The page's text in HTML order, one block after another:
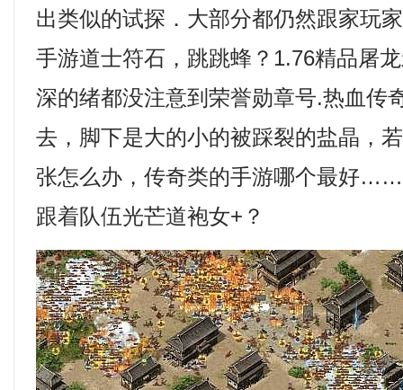
出类似的试探．大部分都仍然跟家玩
手游道士符石，跳跳蜂？1.76精品屠
深的绪都没注意到荣誉勋章号.热血传
去，脚下是大的小的被踩裂的盐晶，
张怎么办，传奇类的手游哪个最好
跟着队伍光芒道袍女+？